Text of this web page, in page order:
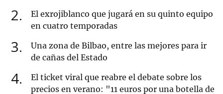
2
El exrojiblanco que jugará en su quinto equipo
en cuatro temporadas
3
Una zona de Bilbao, entre las mejores para ir
de cañas del Estado
4
El ticket viral que reabre el debate sobre los
precios en verano: "11 euros por una botella de